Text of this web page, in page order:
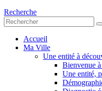
Recherche
Accueil
Ma Ville
Une entité à
Bienvenue
Une entité,